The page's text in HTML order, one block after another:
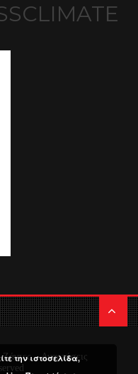
– Αναρτήσεις
την ιστοσελίδα,